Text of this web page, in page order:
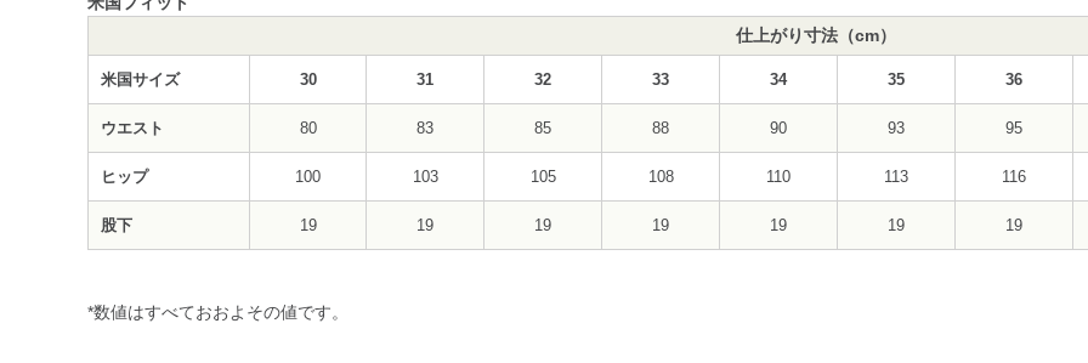
仕上がり寸法（cm）
米国サイズ 30 31 32 33 34 35 36
ウエスト 80 83 85 88 90 93 95
ヒップ 100 103 105 108 110 113 116
股下 19 19 19 19 19 19 19
*数値はすべておおよその値です。